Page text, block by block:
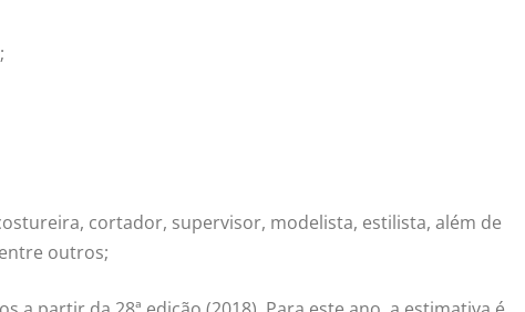
cortador, supervisor, modelista, estilista, além de
outros;